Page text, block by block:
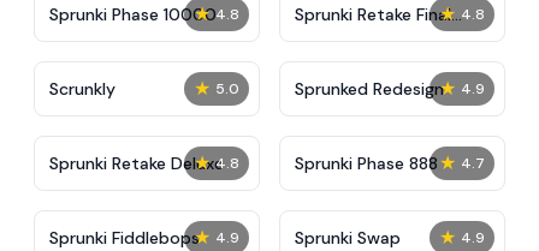
★ 4.8
Sprunki Phase 10000 ★ 4.8
Sprunki Retake Final
Update
★ 5.0
Scrunkly ★ 4.9
Sprunked Redesign
★ 4.8
Sprunki Retake Deluxe ★ 4.7
Sprunki Phase 888
★ 4.9
Sprunki Fiddlebops ★ 4.9
Sprunki Swap